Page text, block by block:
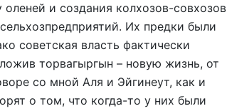
и создания колхозов-совхозов
Их предки были
советская власть фактически
торвагыргын – новую жизнь, от
со мной Аля и Эйгинеут, как и
о том, что когда-то у них были